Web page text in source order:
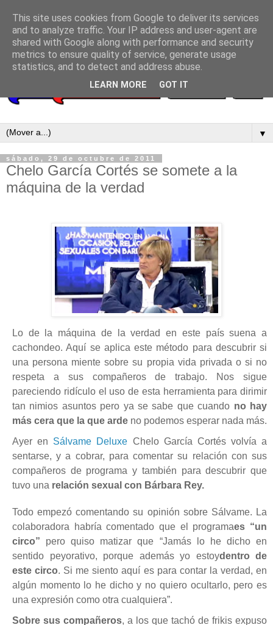
▼
sábado, 29 de octubre de 2011
Chelo García Cortés se somete a la
máquina de la verdad
Lo de la máquina de la verdad en este país suena a
cachondeo. Aquí se aplica este método para descubrir si
una persona miente sobre su propia vida privada o si no
respeta a sus compañeros de trabajo. Nos sigue
pareciendo ridículo el uso de esta herramienta para dirimir
tan nimios asuntos pero ya se sabe que cuando no hay
más cera que la que arde no podemos esperar nada más.
Ayer en Sálvame Deluxe Chelo García Cortés volvía a
sentarse, y a cobrar, para comentar su relación con sus
compañeros de programa y también para descubrir que
tuvo una relación sexual con Bárbara Rey.
Todo empezó comentando su opinión sobre Sálvame. La
colaboradora habría comentado que el programaes “un
circo” pero quiso matizar que “Jamás lo he dicho en
sentido peyorativo, porque además yo estoydentro de
este circo. Si me siento aquí es para contar la verdad, en
algún momento lo he dicho y no quiero ocultarlo, pero es
una expresión como otra cualquiera”.
Sobre sus compañeros, a los que tachó de frikis expuso
This site uses cookies from Google to deliver its services
and to analyze traffic. Your IP address and user-agent are
shared with Google along with performance and security
metrics to ensure quality of service, generate usage
statistics, and to detect and address abuse.
LEARN MORE GOT IT